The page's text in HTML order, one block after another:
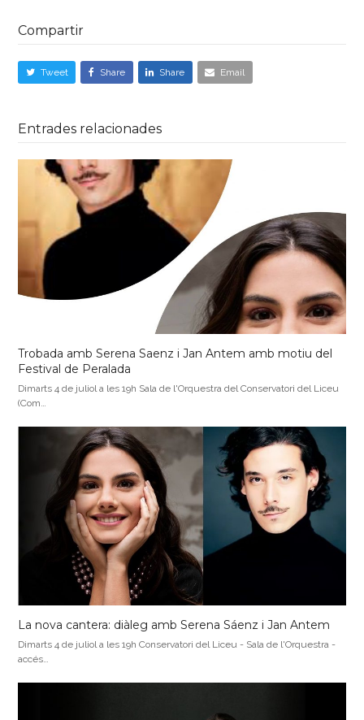
Compartir
Tweet Share Share Email
Entrades relacionades
Trobada amb Serena Saenz i Jan Antem amb motiu del
Festival de Peralada
Dimarts 4 de juliol a les 19h Sala de l'Orquestra del Conservatori del Liceu
(Com…
La nova cantera: diàleg amb Serena Sáenz i Jan Antem
Dimarts 4 de juliol a les 19h Conservatori del Liceu - Sala de l'Orquestra -
accés…